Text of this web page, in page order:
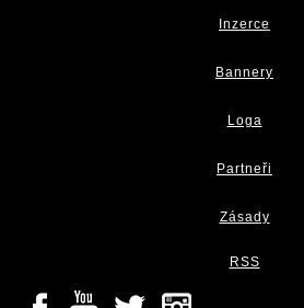
Inzerce
Bannery
Loga
Partneři
Zásady
RSS